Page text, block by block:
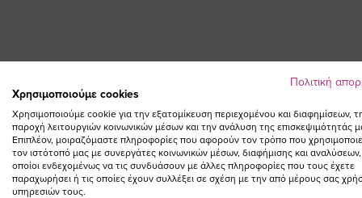
Πολιτική
Χρησιμοποιούμε cookies
Χρησιμοποιούμε cookie για την εξατομίκευση περιεχομένου και διαφημίσεων,
παροχή λειτουργιών κοινωνικών μέσων και την ανάλυση της επισκεψιμότητάς
Επιπλέον, μοιραζόμαστε πληροφορίες που αφορούν τον τρόπο που
τον ιστότοπό μας με συνεργάτες κοινωνικών μέσων, διαφήμισης και αναλύσεων,
οποίοι ενδεχομένως να τις συνδυάσουν με άλλες πληροφορίες που τους έχετε
παραχωρήσει ή τις οποίες έχουν συλλέξει σε σχέση με την από μέρους σας
υπηρεσιών τους.